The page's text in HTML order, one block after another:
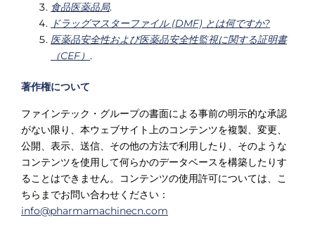
食品医薬品局.
ドラッグマスターファイル (DMF) とは何ですか?
医薬品安全性および医薬品安全性監視に関する証明書
（CEF） .
著作権について
ファインテック・グループの書面による事前の明示的な承認
がない限り、本ウェブサイト上のコンテンツを複製、変更、
公開、表示、送信、その他の方法で利用したり、そのような
コンテンツを使用して何らかのデータベースを構築したりす
ることはできません。コンテンツの使用許可については、こ
ちらまでお問い合わせください：
info@pharmamachinecn.com